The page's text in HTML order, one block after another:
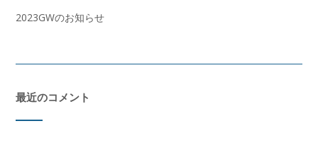
2023GWのお知らせ
最近のコメント